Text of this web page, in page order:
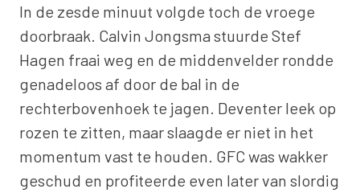
In de zesde minuut volgde toch de vroege
doorbraak. Calvin Jongsma stuurde Stef
Hagen fraai weg en de middenvelder rondde
genadeloos af door de bal in de
rechterbovenhoek te jagen. Deventer leek op
rozen te zitten, maar slaagde er niet in het
momentum vast te houden. GFC was wakker
geschud en profiteerde even later van slordig